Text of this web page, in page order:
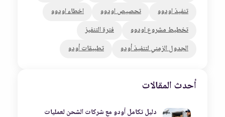
تنفيذ اودوو
تحصيص اودوو
اخطاء اودوو
تخطيط مشروع اودوو
فترة التنفيز
الجدول الزمني لتنفيذ أودو
تطبيقات أودو
أحدث المقالات
دليل تكامل أودو مع شركات الشحن لعمليات